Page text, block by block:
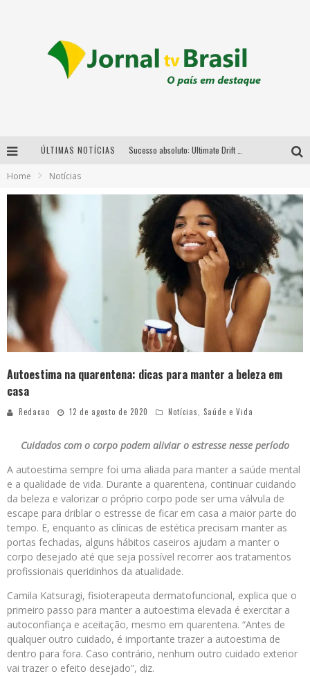
ÚLTIMAS NOTÍCIAS
Chega de mistério! Baianas Ozadas lança tema do carnaval de 2026 nesta terça-feira
Home Notícias
Autoestima na quarentena: dicas para manter a beleza em
casa
Redacao 12 de agosto de 2020 Notícias, Saúde e Vida
Cuidados com o corpo podem aliviar o estresse nesse período
A autoestima sempre foi uma aliada para manter a saúde mental
e a qualidade de vida. Durante a quarentena, continuar cuidando
da beleza e valorizar o próprio corpo pode ser uma válvula de
escape para driblar o estresse de ficar em casa a maior parte do
tempo. E, enquanto as clínicas de estética precisam manter as
portas fechadas, alguns hábitos caseiros ajudam a manter o
corpo desejado até que seja possível recorrer aos tratamentos
profissionais queridinhos da atualidade.
Camila Katsuragi, fisioterapeuta dermatofuncional, explica que o
primeiro passo para manter a autoestima elevada é exercitar a
autoconfiança e aceitação, mesmo em quarentena. “Antes de
qualquer outro cuidado, é importante trazer a autoestima de
dentro para fora. Caso contrário, nenhum outro cuidado exterior
vai trazer o efeito desejado”, diz.